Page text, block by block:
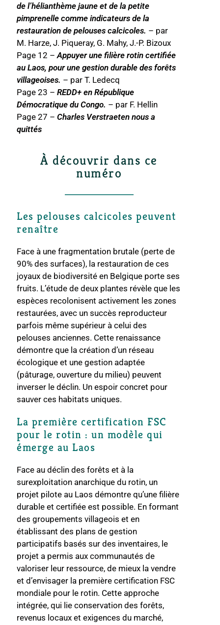
de l’hélianthème jaune et de la petite
pimprenelle comme indicateurs de la
restauration de pelouses calcicoles. – par
M. Harze, J. Piqueray, G. Mahy, J.-P. Bizoux
Page 12 – Appuyer une filière rotin certifiée
au Laos, pour une gestion durable des forêts
villageoises. – par T. Ledecq
Page 23 – REDD+ en République
Démocratique du Congo. – par F. Hellin
Page 27 – Charles Verstraeten nous a
quittés
À découvrir dans ce
numéro
Les pelouses calcicoles peuvent
renaître
Face à une fragmentation brutale (perte de
90% des surfaces), la restauration de ces
joyaux de biodiversité en Belgique porte ses
fruits. L’étude de deux plantes révèle que les
espèces recolonisent activement les zones
restaurées, avec un succès reproducteur
parfois même supérieur à celui des
pelouses anciennes. Cette renaissance
démontre que la création d’un réseau
écologique et une gestion adaptée
(pâturage, ouverture du milieu) peuvent
inverser le déclin. Un espoir concret pour
sauver ces habitats uniques.
La première certification FSC
pour le rotin : un modèle qui
émerge au Laos
Face au déclin des forêts et à la
surexploitation anarchique du rotin, un
projet pilote au Laos démontre qu’une filière
durable et certifiée est possible. En formant
des groupements villageois et en
établissant des plans de gestion
participatifs basés sur des inventaires, le
projet a permis aux communautés de
valoriser leur ressource, de mieux la vendre
et d’envisager la première certification FSC
mondiale pour le rotin. Cette approche
intégrée, qui lie conservation des forêts,
revenus locaux et exigences du marché,